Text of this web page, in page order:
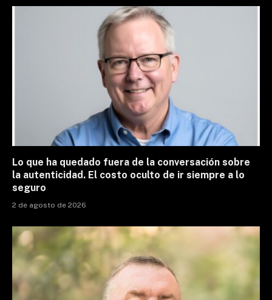
Lo que ha quedado fuera de la conversación sobre
la autenticidad. El costo oculto de ir siempre a lo
seguro
2 de agosto de 2026